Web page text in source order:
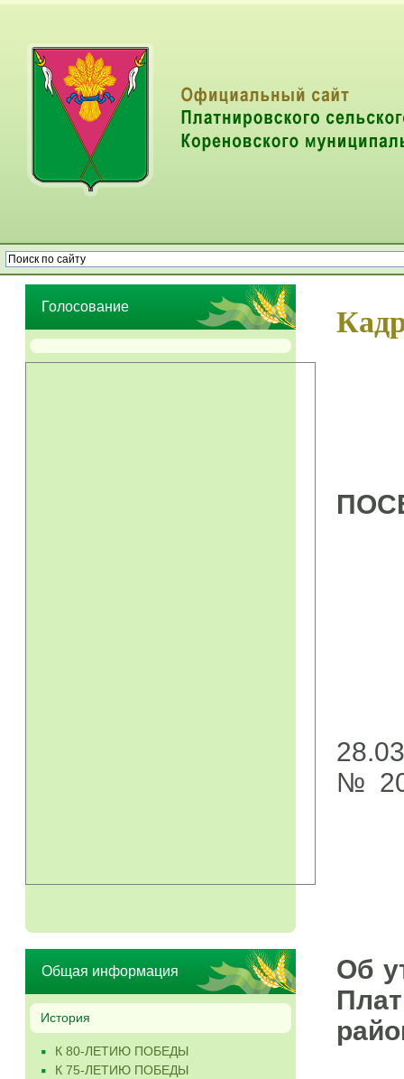
Голосование
Общая информация
История
К 80-ЛЕТИЮ ПОБЕДЫ
К 75-ЛЕТИЮ ПОБЕДЫ
№
Об